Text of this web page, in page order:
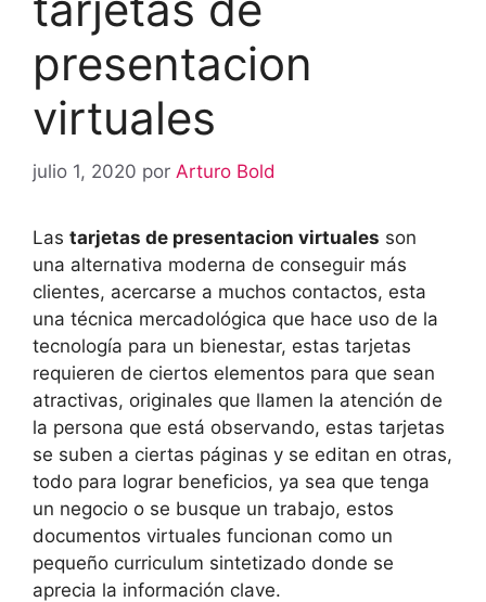
presentacion
virtuales
julio 1, 2020 por Arturo Bold
Las tarjetas de presentacion virtuales son
una alternativa moderna de conseguir más
clientes, acercarse a muchos contactos, esta
una técnica mercadológica que hace uso de la
tecnología para un bienestar, estas tarjetas
requieren de ciertos elementos para que sean
atractivas, originales que llamen la atención de
la persona que está observando, estas tarjetas
se suben a ciertas páginas y se editan en otras,
todo para lograr beneficios, ya sea que tenga
un negocio o se busque un trabajo, estos
documentos virtuales funcionan como un
pequeño curriculum sintetizado donde se
aprecia la información clave.